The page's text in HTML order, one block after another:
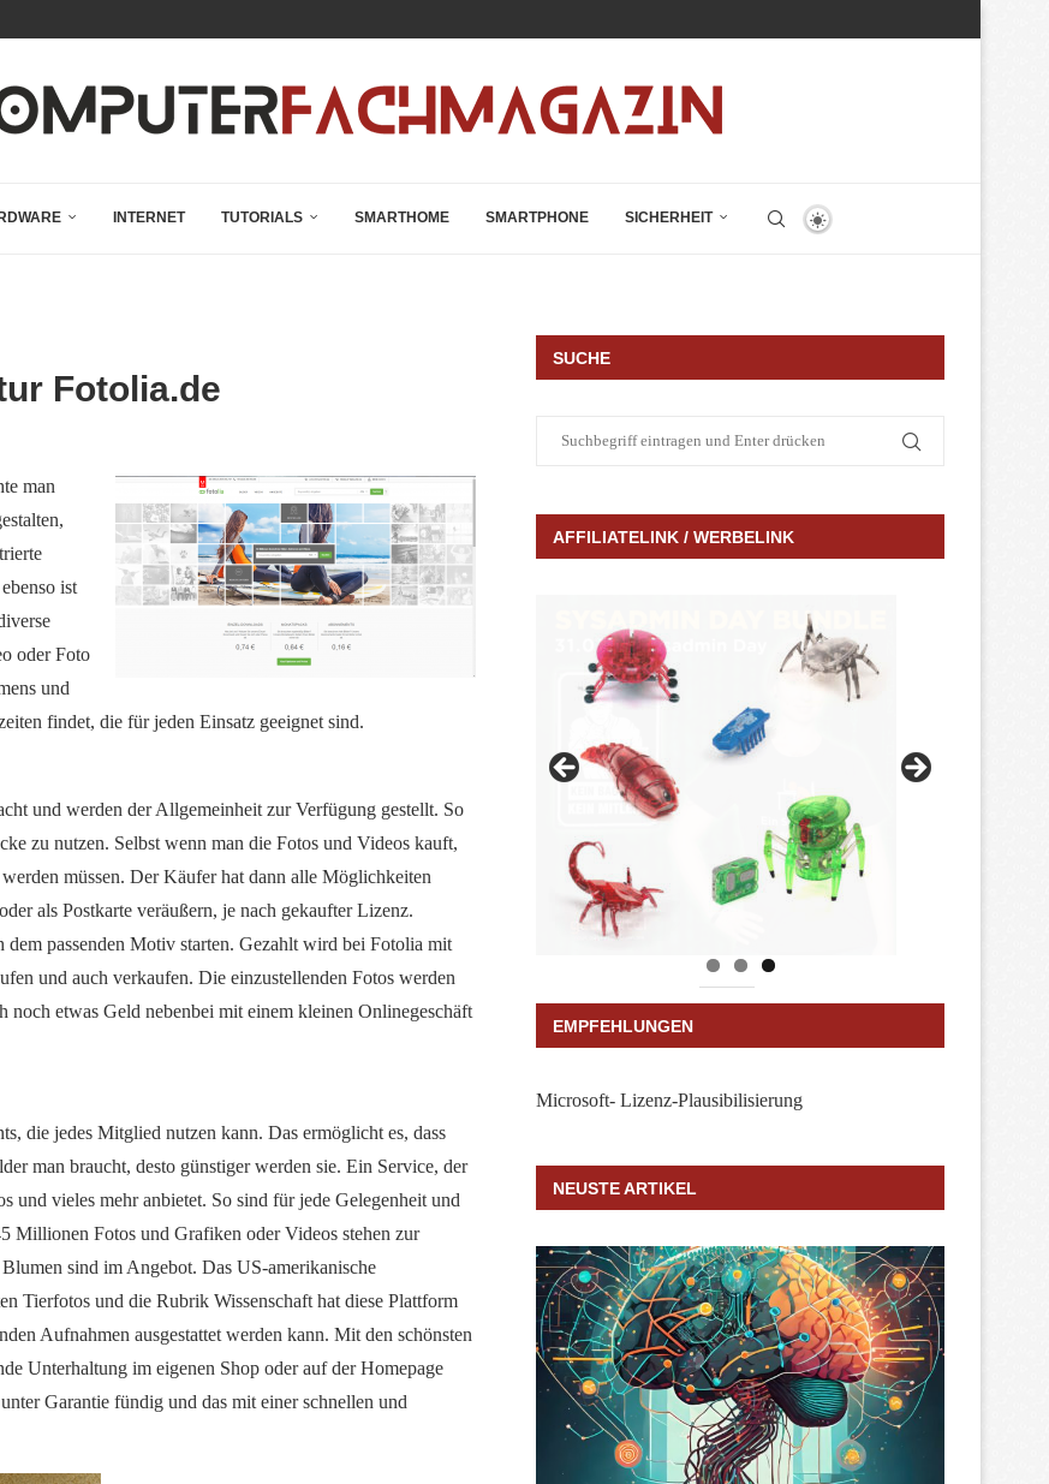
INTERNET TUTORIALS SMARTHOME SMARTPHONE SICHERHEIT
Fotolia.de
man
ist
oder Foto
und
findet, die für jeden Einsatz geeignet sind.
und werden der Allgemeinheit zur Verfügung gestellt. So
zu nutzen. Selbst wenn man die Fotos und Videos kauft,
müssen. Der Käufer hat dann alle Möglichkeiten
als Postkarte veräußern, je nach gekaufter Lizenz.
passenden Motiv starten. Gezahlt wird bei Fotolia mit
und auch verkaufen. Die einzustellenden Fotos werden
etwas Geld nebenbei mit einem kleinen Onlinegeschäft
die jedes Mitglied nutzen kann. Das ermöglicht es, dass
man braucht, desto günstiger werden sie. Ein Service, der
und vieles mehr anbietet. So sind für jede Gelegenheit und
Millionen Fotos und Grafiken oder Videos stehen zur
sind im Angebot. Das US-amerikanische
Tierfotos und die Rubrik Wissenschaft hat diese Plattform
Aufnahmen ausgestattet werden kann. Mit den schönsten
Unterhaltung im eigenen Shop oder auf der Homepage
Garantie fündig und das mit einer schnellen und
SUCHE
AFFILIATELINK / WERBELINK
EMPFEHLUNGEN
Microsoft- Lizenz-Plausibilisierung
NEUSTE ARTIKEL